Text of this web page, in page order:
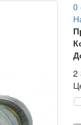
0
2